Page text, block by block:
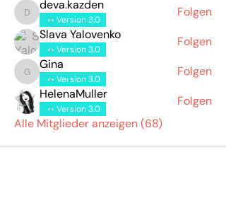
deva.kazden
deva.kazden
Version 3.0
Folgen
Slava Yalovenko
Version 3.0
Folgen
Gina
Gina
Version 3.0
Folgen
HelenaMuller
Version 3.0
Folgen
Alle Mitglieder anzeigen (68)